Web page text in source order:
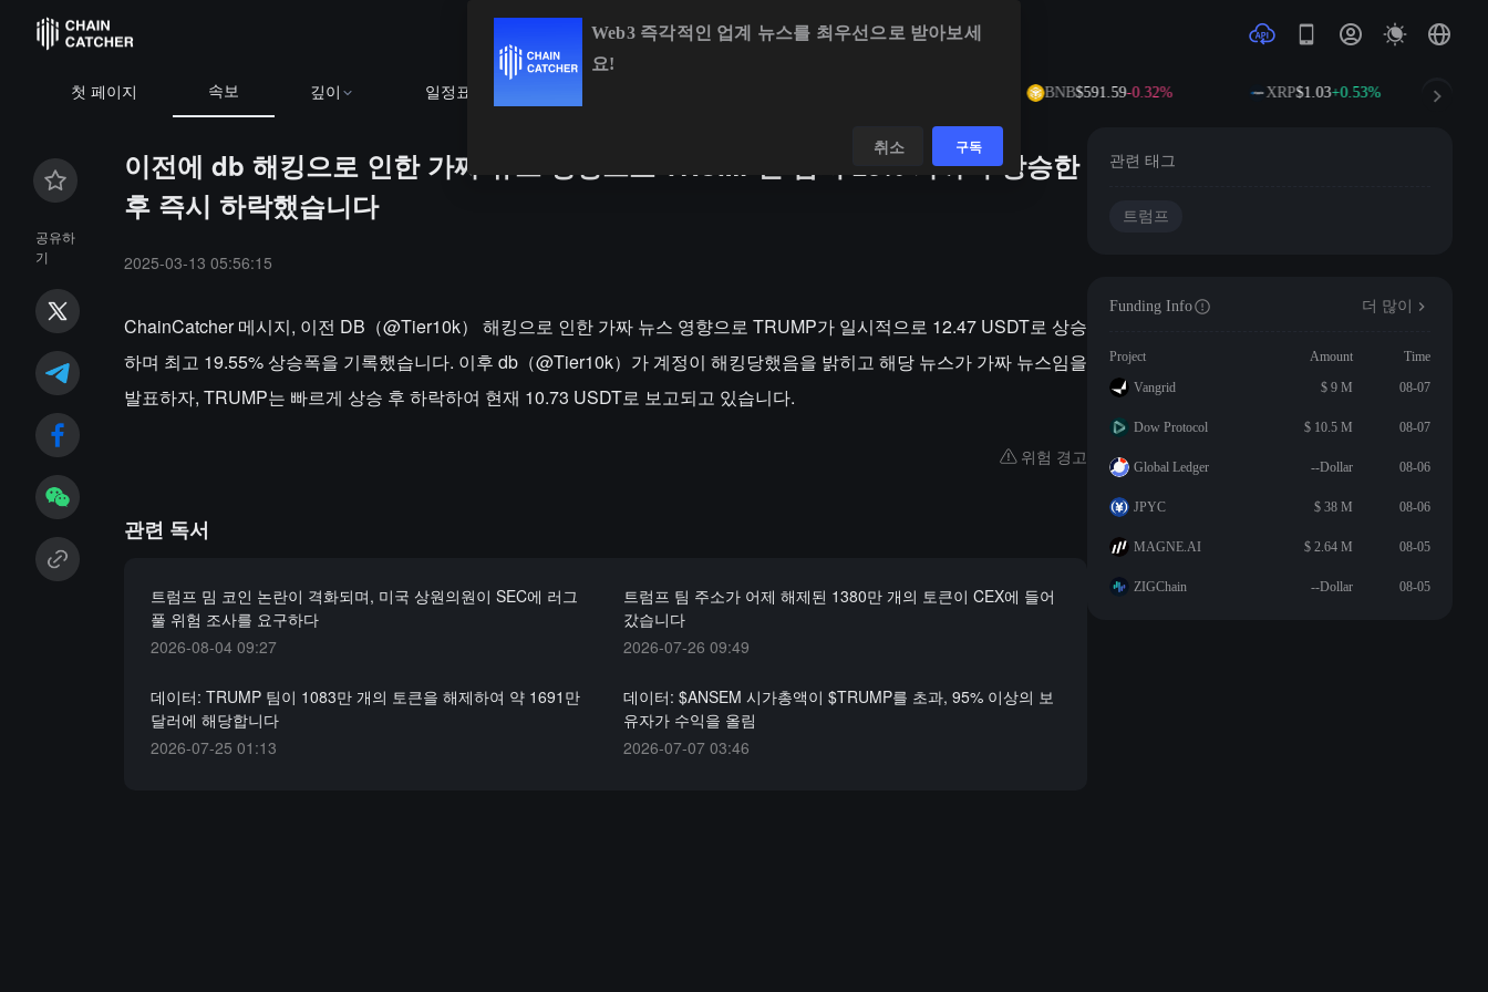
첫 페이지 속보 깊이 일정표 BNB$591.59-0.32% XRP$1.03+0.53%
공유하
기
이전에 db 해킹으로 인한 가짜 뉴스 영향으로 TRUMP는 잠시 20% 가까이 상승한
후 즉시 하락했습니다
2025-03-13 05:56:15
ChainCatcher 메시지, 이전 DB（@Tier10k） 해킹으로 인한 가짜 뉴스 영향으로 TRUMP가 일시적으로 12.47 USDT로 상승
하며 최고 19.55% 상승폭을 기록했습니다. 이후 db（@Tier10k）가 계정이 해킹당했음을 밝히고 해당 뉴스가 가짜 뉴스임을
발표하자, TRUMP는 빠르게 상승 후 하락하여 현재 10.73 USDT로 보고되고 있습니다.
위험 경고
관련 독서
트럼프 밈 코인 논란이 격화되며, 미국 상원의원이 SEC에 러그
풀 위험 조사를 요구하다
2026-08-04 09:27
트럼프 팀 주소가 어제 해제된 1380만 개의 토큰이 CEX에 들어
갔습니다
2026-07-26 09:49
데이터: TRUMP 팀이 1083만 개의 토큰을 해제하여 약 1691만
달러에 해당합니다
2026-07-25 01:13
데이터: $ANSEM 시가총액이 $TRUMP를 초과, 95% 이상의 보
유자가 수익을 올림
2026-07-07 03:46
관련 태그
트럼프
Funding Info 더 많이
Project Amount
Time
Vangrid
$ 9 M 08-07
Dow Protocol $ 10.5 M 08-07
Global Ledger --Dollar 08-06
JPYC $ 38 M 08-06
MAGNE.AI $ 2.64 M 08-05
ZIGChain --Dollar 08-05
Web3 즉각적인 업계 뉴스를 최우선으로 받아보세
요!
취소 구독